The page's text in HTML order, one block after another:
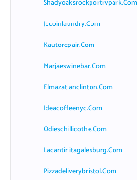
Shadyoaksrockportrvpark.com
Jccoinlaundry.com
Kautorepair.com
Marjaeswinebar.com
Elmazatlanclinton.com
Ideacoffeenyc.com
Odieschillicothe.com
Lacantinitagalesburg.com
Pizzadeliverybristol.com